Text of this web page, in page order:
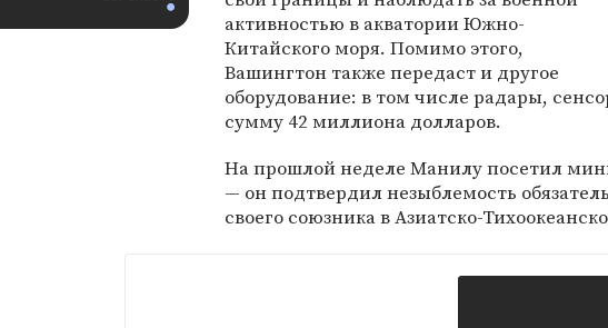
активностью в акватории Южно-
Китайского моря. Помимо этого,
Вашингтон также передаст и другое
оборудование: в том числе радары,
сумму 42 миллиона долларов.
На прошлой неделе Манилу посетил
— он подтвердил незыблемость
своего союзника в Азиатско-